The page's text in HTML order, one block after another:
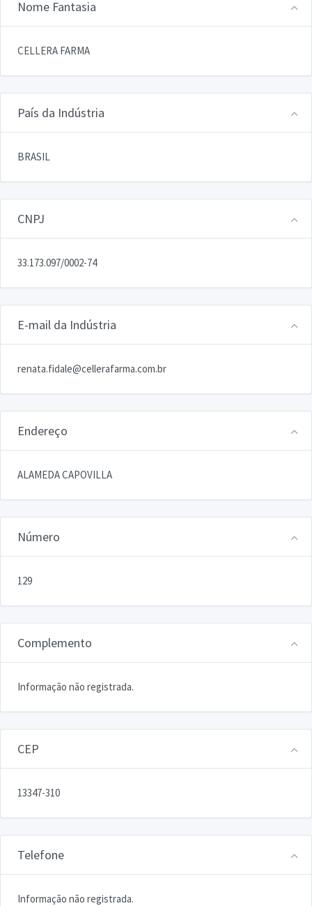
Nome Fantasia
CELLERA FARMA
País da Indústria
BRASIL
CNPJ
33.173.097/0002-74
E-mail da Indústria
renata.fidale@cellerafarma.com.br
Endereço
ALAMEDA CAPOVILLA
Número
129
Complemento
Informação não registrada.
CEP
13347-310
Telefone
Informação não registrada.